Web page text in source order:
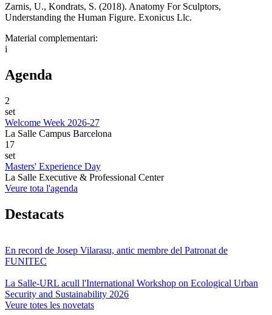
Zarnis, U., Kondrats, S. (2018). Anatomy For Sculptors,
Understanding the Human Figure. Exonicus Llc.
Material complementari:
i
Agenda
2
set
Welcome Week 2026-27
La Salle Campus Barcelona
17
set
Masters' Experience Day
La Salle Executive & Professional Center
Veure tota l'agenda
Destacats
En record de Josep Vilarasu, antic membre del Patronat de
FUNITEC
La Salle-URL acull l'International Workshop on Ecological Urban
Security and Sustainability 2026
Veure totes les novetats